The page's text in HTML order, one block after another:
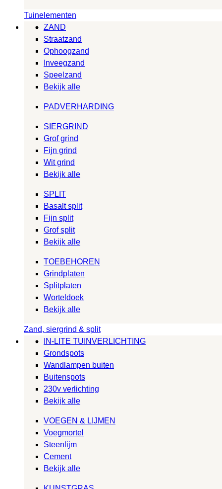
Tuinelementen
ZAND
Straatzand
Ophoogzand
Inveegzand
Speelzand
Bekijk alle
PADVERHARDING
SIERGRIND
Grof grind
Fijn grind
Wit grind
Bekijk alle
SPLIT
Basalt split
Fijn split
Grof split
Bekijk alle
TOEBEHOREN
Grindplaten
Splitplaten
Worteldoek
Bekijk alle
Zand, siergrind & split
IN-LITE TUINVERLICHTING
Grondspots
Wandlampen buiten
Buitenspots
230v verlichting
Bekijk alle
VOEGEN & LIJMEN
Voegmortel
Steenlijm
Cement
Bekijk alle